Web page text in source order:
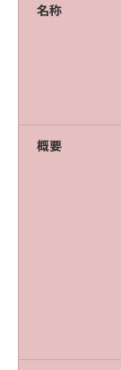
名称
概要